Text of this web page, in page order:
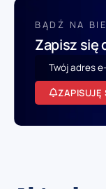
BĄDŹ NA
Zapisz się
ZAPISUJĘ